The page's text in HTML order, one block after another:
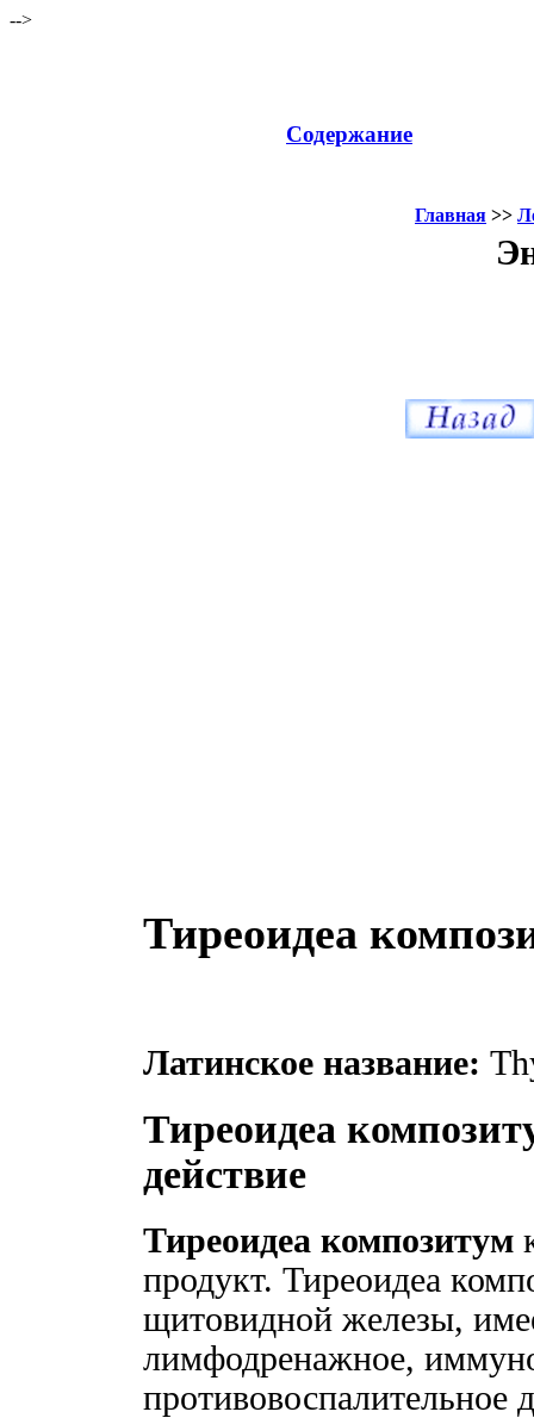
-->
Содержание
Главная >>
Тиреоидеа
Латинское название:
Тиреоидеа
действие
Тиреоидеа композитум
продукт. Тиреоидеа
щитовидной железы,
лимфодренажное,
противовоспалительное